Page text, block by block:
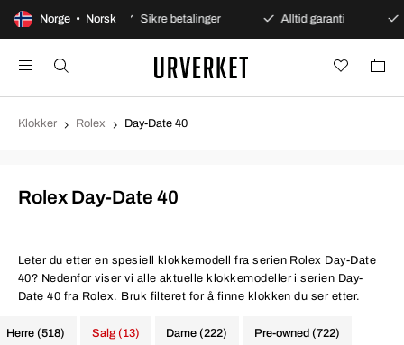
Norge • Norsk
kjøp Sikre betalinger Alltid garanti Rask
Klokker Rolex Day-Date 40
Rolex Day-Date 40
Leter du etter en spesiell klokkemodell fra serien Rolex Day-Date
40? Nedenfor viser vi alle aktuelle klokkemodeller i serien Day-
Date 40 fra Rolex. Bruk filteret for å finne klokken du ser etter.
Herre (518) Dame (222) Pre-owned (722)
Salg (13)